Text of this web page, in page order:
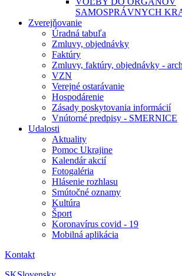
SAMOSPRÁVNYCH
Zverejňovanie
Úradná tabuľa
Zmluvy, objednávky
Faktúry
Zmluvy, faktúry, objednávky -
VZN
Verejné ostarávanie
Hospodárenie
Zásady poskytovania informácií
Vnútorné predpisy - SMERNICE
Udalosti
Aktuality
Pomoc Ukrajine
Kalendár akcií
Fotogaléria
Hlásenie rozhlasu
Smútočné oznamy
Kultúra
Šport
Koronavírus covid - 19
Mobilná aplikácia
Kontakt